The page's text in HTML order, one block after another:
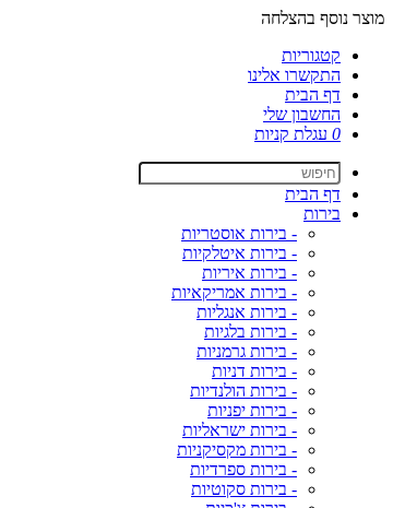
מוצר נוסף בהצלחה
קטגוריות
התקשרו אלינו
דף הבית
החשבון שלי
0 עגלת קניות
דף הבית
בירות
- בירות אוסטריות
- בירות איטלקיות
- בירות איריות
- בירות אמריקאיות
- בירות אנגליות
- בירות בלגיות
- בירות גרמניות
- בירות דניות
- בירות הולנדיות
- בירות יפניות
- בירות ישראליות
- בירות מקסיקניות
- בירות ספרדיות
- בירות סקוטיות